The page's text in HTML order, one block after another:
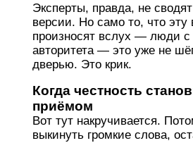
Эксперты, правда, не
версии. Но само то, что эту
произносят вслух — люди с
авторитета — это уже не
дверью. Это крик.
Когда честность
приёмом
Вот тут накручивается.
выкинуть громкие слова,